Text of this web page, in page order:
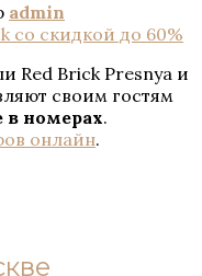
admin
Red Brick Presnya и
своим гостям
в номерах.
онлайн.